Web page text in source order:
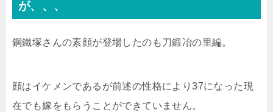
が、、、
鋼鐵塚さんの素顔が登場したのも刀鍛冶の里編。
顔はイケメンであるが前述の性格により37になった現
在でも嫁をもらうことができていません。